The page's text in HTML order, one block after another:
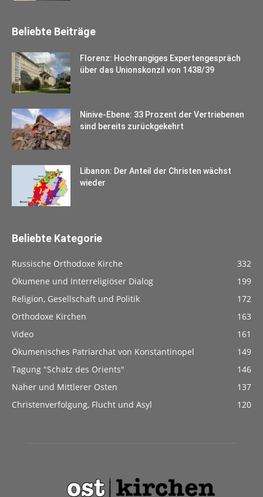
Beliebte Beiträge
Florenz: Hochrangiges Expertengespräch
über das Unionskonzil von 1438/39
Ninive-Ebene: 33 Prozent der Vertriebenen
sind bereits zurückgekehrt
Libanon: Der Anteil der Christen wächst
wieder
Beliebte Kategorie
Russische Orthodoxe Kirche
332
Ökumene und Interreligiöser Dialog
199
Religion, Gesellschaft und Politik
172
Orthodoxe Kirchen
163
Video
161
Ökumenisches Patriarchat von Konstantinopel
149
Tagung "Schatz des Orients"
146
Naher und Mittlerer Osten
137
Christenverfolgung, Flucht und Asyl
120